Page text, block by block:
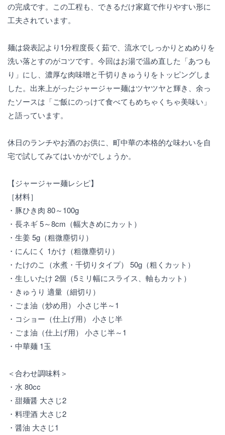
の完成です。この工程も、できるだけ家庭で作りやすい形に
工夫されています。
麺は袋表記より1分程度長く茹で、流水でしっかりとぬめりを
洗い落とすのがコツです。今回はお湯で温め直した「あつも
り」にし、濃厚な肉味噌と千切りきゅうりをトッピングしま
した。出来上がったジャージャー麺はツヤツヤと輝き、余っ
たソースは「ご飯にのっけて食べてもめちゃくちゃ美味い」
と語っています。
休日のランチやお酒のお供に、町中華の本格的な味わいを自
宅で試してみてはいかがでしょうか。
【ジャージャー麺レシピ】
［材料］
・豚ひき肉 80～100g
・長ネギ 5～8cm（幅大きめにカット）
・生姜 5g（粗微塵切り）
・にんにく 1かけ（粗微塵切り）
・たけのこ（水煮・千切りタイプ） 50g（粗くカット）
・生しいたけ 2個（5ミリ幅にスライス、軸もカット）
・きゅうり 適量（細切り）
・ごま油（炒め用） 小さじ半～1
・コショー（仕上げ用） 小さじ半
・ごま油（仕上げ用） 小さじ半～1
・中華麺 1玉
＜合わせ調味料＞
・水 80cc
・甜麺醤 大さじ2
・料理酒 大さじ2
・醤油 大さじ1